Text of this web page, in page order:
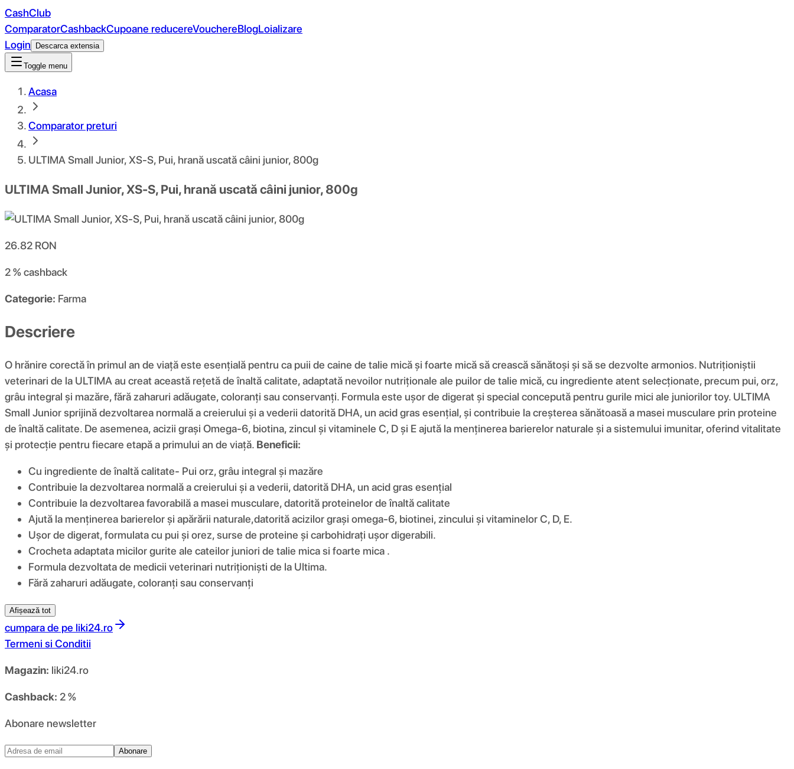
CashClub
ComparatorCashbackCupoane reducereVouchereBlogLoializare
Login
Descarca extensia
Toggle menu
Acasa
Comparator preturi
ULTIMA Small Junior, XS-S, Pui, hrană uscată câini junior, 800g
ULTIMA Small Junior, XS-S, Pui, hrană uscată câini junior, 800g
26.82 RON
2 %cashback
Categorie: Farma
Descriere
O hrănire corectă în primul an de viață este esențială pentru ca puii de caine de talie mică și foarte mică să crească sănătoși și să se dezvolte armonios. Nutriționiștii
veterinari de la ULTIMA au creat această rețetă de înaltă calitate, adaptată nevoilor nutriționale ale puilor de talie mică, cu ingrediente atent selecționate, precum pui, orz,
grâu integral și mazăre, fără zaharuri adăugate, coloranți sau conservanți. Formula este ușor de digerat și special concepută pentru gurile mici ale juniorilor toy. ULTIMA
Small Junior sprijină dezvoltarea normală a creierului și a vederii datorită DHA, un acid gras esențial, și contribuie la creșterea sănătoasă a masei musculare prin proteine
de înaltă calitate. De asemenea, acizii grași Omega-6, biotina, zincul și vitaminele C, D și E ajută la menținerea barierelor naturale și a sistemului imunitar, oferind vitalitate
și protecție pentru fiecare etapă a primului an de viață. Beneficii:
Cu ingrediente de înaltă calitate- Pui orz, grâu integral și mazăre
Contribuie la dezvoltarea normală a creierului și a vederii, datorită DHA, un acid gras esențial
Contribuie la dezvoltarea favorabilă a masei musculare, datorită proteinelor de înaltă calitate
Ajută la menținerea barierelor și apărării naturale,datorită acizilor grași omega-6, biotinei, zincului și vitaminelor C, D, E.
Ușor de digerat, formulata cu pui și orez, surse de proteine ​​și carbohidrați ușor digerabili.
Crocheta adaptata micilor gurite ale cateilor juniori de talie mica si foarte mica .
Formula dezvoltata de medicii veterinari nutriționiști de la Ultima.
Fără zaharuri adăugate, coloranți sau conservanți
Afișează tot
cumpara de pe liki24.ro
Termeni si Conditii
Magazin: liki24.ro
Cashback: 2 %
Abonare newsletter
Abonare